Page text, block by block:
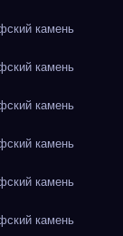
камень
камень
камень
камень
камень
камень